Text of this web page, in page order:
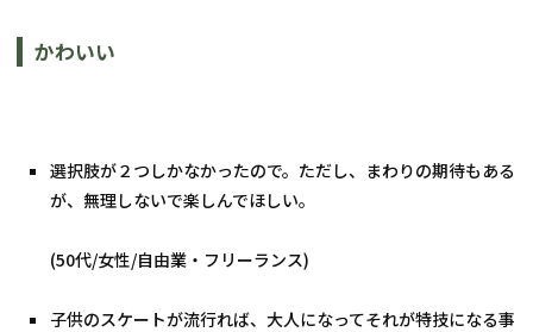
かわいい
選択肢が２つしかなかったので。ただし、まわりの期待もある
が、無理しないで楽しんでほしい。
(50代/女性/自由業・フリーランス)
子供のスケートが流行れば、大人になってそれが特技になる事